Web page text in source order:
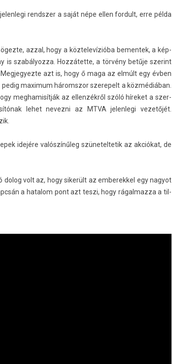
re­ndsz­er a saját népe ellen for­dult, erre példa
azzal, hogy a köz­televízióba be­men­tek, a kép­
is szabályoz­za. Hozzátette, a törvény betűje szerint
azt is, hogy ő maga az elmúlt egy évben
maxi­mum háromszor szerepelt a közmédiában.
meg­hamisít­ják az el­lenzék­ről szóló híreket a szer­
lehet nevez­ni az MTVA jelen­legi vezetőjét.
idejére valószínűleg szünetel­tetik az akciókat, de
volt az, hogy sikerült az em­berek­kel egy nagyot
a hatalom pont azt teszi, hogy rágal­mazza a til­